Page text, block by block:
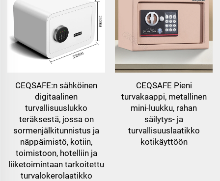
CEQSAFE:n sähköinen
digitaalinen
turvallisuuslukko
teräksestä, jossa on
sormenjälkitunnistus ja
näppäimistö, kotiin,
toimistoon, hotelliin ja
liiketoimintaan tarkoitettu
turvalokerolaatikko
CEQSAFE Pieni
turvakaappi, metallinen
mini-luukku, rahan
säilytys- ja
turvallisuuslaatikko
kotikäyttöön